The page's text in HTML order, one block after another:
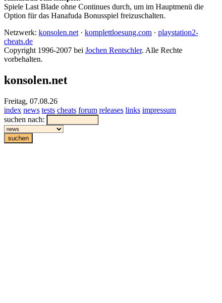
Spiele Last Blade ohne Continues durch, um im Hauptmenü die
Option für das Hanafuda Bonusspiel freizuschalten.
Netzwerk: konsolen.net · komplettloesung.com · playstation2-
cheats.de
Copyright 1996-2007 bei Jochen Rentschler. Alle Rechte
vorbehalten.
konsolen.net
Freitag, 07.08.26
index news tests cheats forum releases links impressum
suchen nach: